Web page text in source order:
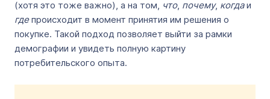
(хотя это тоже важно), а на том, что, почему, когдаи
гдепроисходит в момент принятия им решения о
покупке. Такой подход позволяет выйти за рамки
демографии и увидеть полную картину
потребительского опыта.